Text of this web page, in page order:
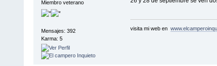
Miembro veterano
Mensajes: 392
Karma: 5
visita mi web en